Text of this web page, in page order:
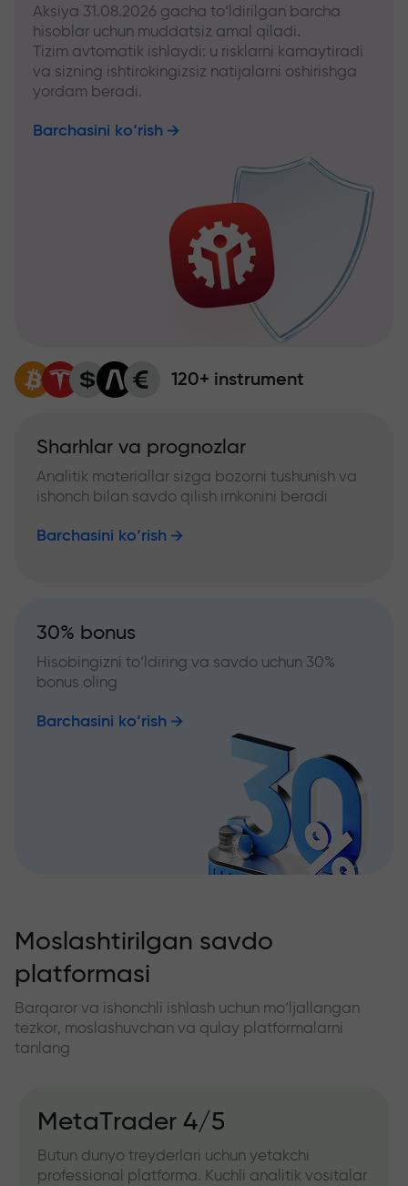
Aksiya 31.08.2026 gacha to‘ldirilgan barcha
hisoblar uchun muddatsiz amal qiladi.
Tizim avtomatik ishlaydi: u risklarni kamaytiradi
va sizning ishtirokingizsiz natijalarni oshirishga
yordam beradi.
Barchasini ko‘rish
120+ instrument
Sharhlar va prognozlar
Analitik materiallar sizga bozorni tushunish va
ishonch bilan savdo qilish imkonini beradi
Barchasini ko‘rish
30% bonus
Hisobingizni to‘ldiring va savdo uchun 30%
bonus oling
Barchasini ko‘rish
Moslashtirilgan savdo
platformasi
Barqaror va ishonchli ishlash uchun mo‘ljallangan
tezkor, moslashuvchan va qulay platformalarni
tanlang
MetaTrader 4/5
Butun dunyo treyderlari uchun yetakchi
professional platforma. Kuchli analitik vositalar